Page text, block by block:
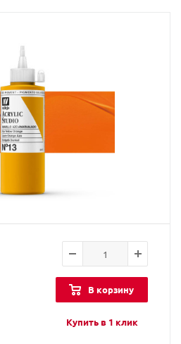
В корзину
Купить в 1 клик